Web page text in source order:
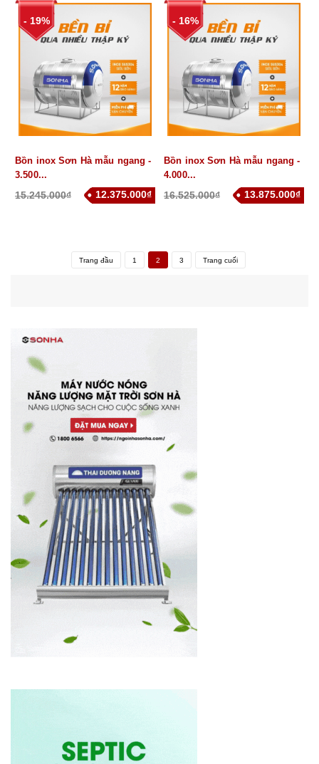
- 19%
Bồn inox Sơn Hà mẫu ngang -
3.500...
15.245.000₫ 12.375.000₫
- 16%
Bồn inox Sơn Hà mẫu ngang -
4.000...
16.525.000₫ 13.875.000₫
Trang đầu 1 2 3 Trang cuối